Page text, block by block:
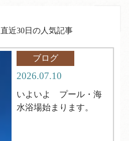
直近30日の人気記事
ブログ
2026.07.10
いよいよ プール・海
水浴場始まります。